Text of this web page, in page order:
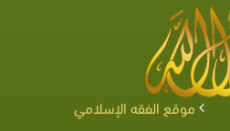
موقع الفقه الإسلامي